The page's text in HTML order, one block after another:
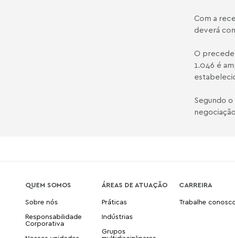
Com a
deverá
O
1.046 é
Segundo
QUEM SOMOS
Sobre nós
Responsabilidade
Corporativa
ÁREAS DE ATUAÇÃO
Práticas
Indústrias
Grupos
CARREIRA
Trabalhe